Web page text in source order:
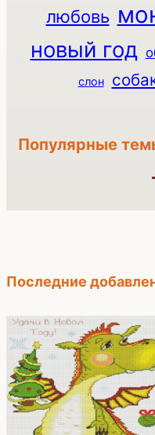
любовь
новый год
слон
Популярные
Последние